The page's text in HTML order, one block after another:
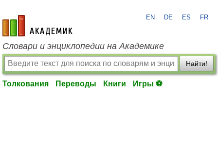
academic.ru
EN DE ES FR
Словари и энциклопедии на Академике
Найти!
Толкования Переводы Книги Игры ⚽